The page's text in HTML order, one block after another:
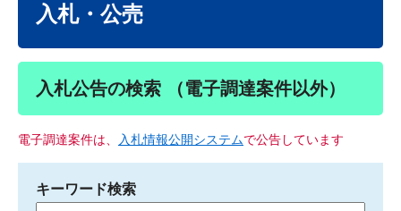
入札・公売
入札公告の検索 （電子調達案件以外）
電子調達案件は、 入札情報公開システムで公告しています
キーワード検索